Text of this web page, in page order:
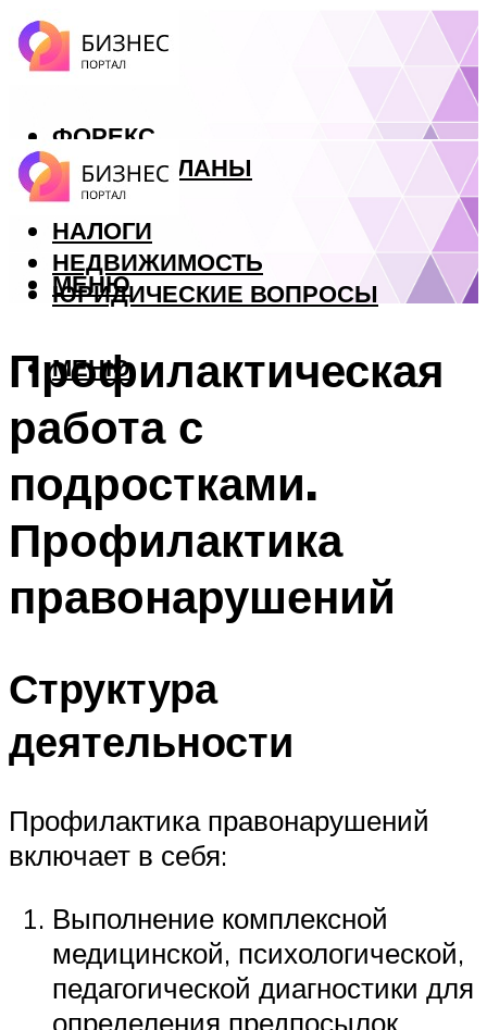
ФОРЕКС
БИЗНЕС ПЛАНЫ
КРЕДИТЫ
НАЛОГИ
НЕДВИЖИМОСТЬ
ЮРИДИЧЕСКИЕ ВОПРОСЫ
МЕНЮ
МЕНЮ
Профилактическая
работа с
подростками.
Профилактика
правонарушений
Структура
деятельности
Профилактика правонарушений
включает в себя:
Выполнение комплексной
медицинской, психологической,
педагогической диагностики для
определения предпосылок